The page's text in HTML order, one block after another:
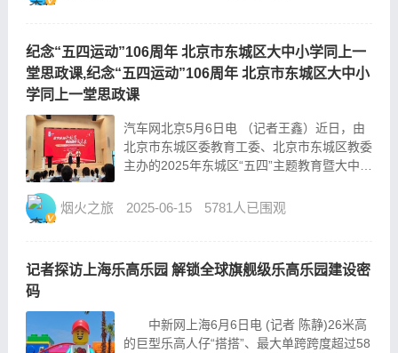
纪念“五四运动”106周年 北京市东城区大中小学同上一
堂思政课,纪念“五四运动”106周年 北京市东城区大中小
学同上一堂思政课
汽车网北京5月6日电 （记者王鑫）近日，由
北京市东城区委教育工委、北京市东城区教委
主办的2025年东城区“五四”主题教育暨大中小
行，活动主题为“星火传薪行致远 青春筑梦向
烟火之旅 2025-06-15 5781人已围观
记者探访上海乐高乐园 解锁全球旗舰级乐高乐园建设密
码
中新网上海6月6日电 (记者 陈静)26米高
的巨型乐高人仔“搭搭”、最大单跨跨度超过58